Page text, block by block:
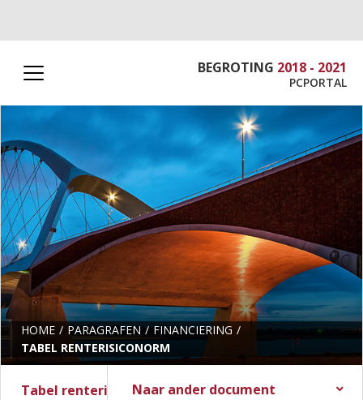
BEGROTING 2018 - 2021
PCPORTAL
HOME PARAGRAFEN
FINANCIERING
TABEL RENTERISICONORM
Naar ander document
Tabel renterisiconorm